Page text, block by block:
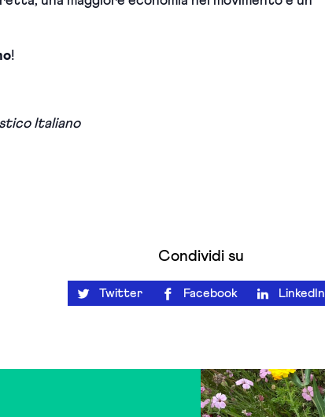
!
Italiano
Condividi su
Twitter Facebook LinkedIn